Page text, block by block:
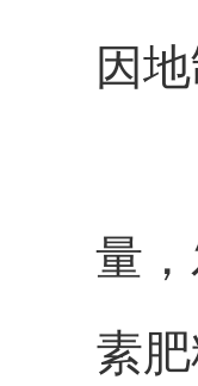
因
量
素